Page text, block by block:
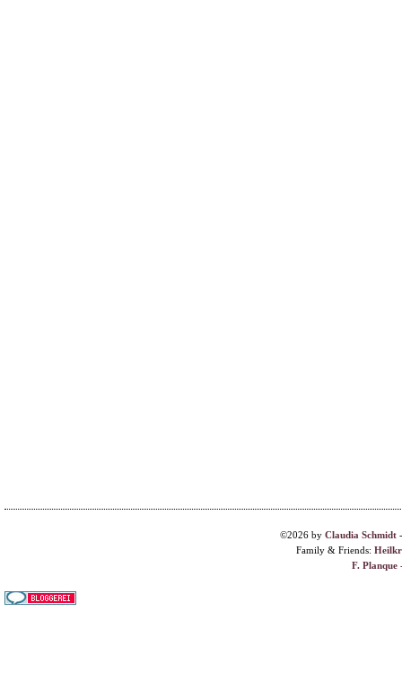
©2026 by Claudia Schmidt
Family & Friends:
F. Planque